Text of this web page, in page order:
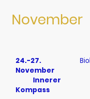
November
24.-27.
November
Innerer
Kompass